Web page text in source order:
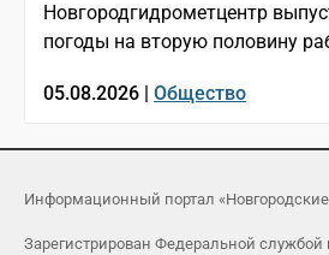
Новгородгидрометцентр
погоды на вторую половину
05.08.2026 | Общество
Информационный портал
Зарегистрирован Федеральной службой